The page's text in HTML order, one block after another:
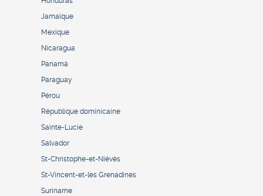
Jamaïque
Mexique
Nicaragua
Panamá
Paraguay
Pérou
République dominicaine
Sainte-Lucie
Salvador
St-Christophe-et-Niévès
St-Vincent-et-les Grenadines
Suriname